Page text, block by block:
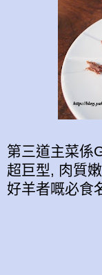
第三道主菜係
超巨型, 肉質
好羊者嘅必食